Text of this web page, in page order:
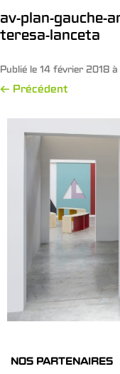
av-plan-gauche-
teresa-lanceta
Publié le 14 février 2018 à
← Précédent
NOS PARTENAIRES